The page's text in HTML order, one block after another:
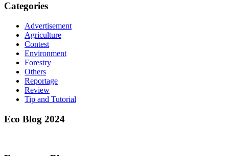
Categories
Advertisement
Agriculture
Contest
Environment
Forestry
Others
Reportage
Review
Tip and Tutorial
Eco Blog 2024